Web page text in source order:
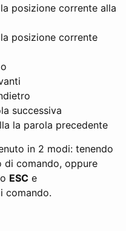
posizione corrente alla
posizione corrente
successiva
la parola precedente
in 2 modi: tenendo
di comando, oppure
ESC e
comando.